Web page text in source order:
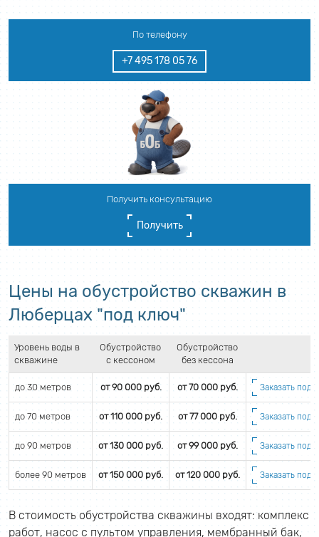
По телефону
+7 495 178 05 76
Получить консультацию
Получить
Цены на обустройство скважин в
Люберцах "под ключ"
Уровень воды в
скважине
Обустройство
с кессоном
Обустройство
без кессона
до 30 метров от 90 000 руб. от 70 000 руб. Заказать
до 70 метров от 110 000 руб. от 77 000 руб. Заказать
до 90 метров от 130 000 руб. от 99 000 руб. Заказать
более 90 метров от 150 000 руб. от 120 000 руб. Заказать
В стоимость обустройства скважины входят: комплекс
работ, насос с пультом управления, мембранный бак,